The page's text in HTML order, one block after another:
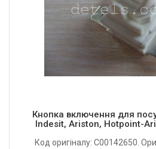
Кнопка включення для
Indesit, Ariston, Hotpoint-
Код оригіналу: C00142650.